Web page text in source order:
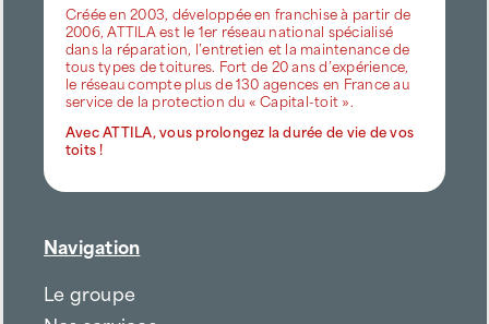
Créée en 2003, développée en franchise à partir de
2006, ATTILA est le 1er réseau national spécialisé
dans la réparation, l’entretien et la maintenance de
tous types de toitures. Fort de 20 ans d’expérience,
le réseau compte plus de 130 agences en France au
service de la protection du « Capital-toit ».
Avec ATTILA, vous prolongez la durée de vie de vos
toits !
Navigation
Le groupe